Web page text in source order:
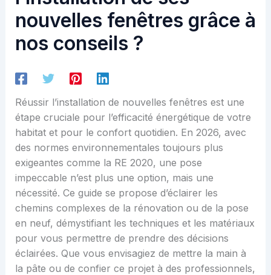
nouvelles fenêtres grâce à
nos conseils ?
Réussir l’installation de nouvelles fenêtres est une
étape cruciale pour l’efficacité énergétique de votre
habitat et pour le confort quotidien. En 2026, avec
des normes environnementales toujours plus
exigeantes comme la RE 2020, une pose
impeccable n’est plus une option, mais une
nécessité. Ce guide se propose d’éclairer les
chemins complexes de la rénovation ou de la pose
en neuf, démystifiant les techniques et les matériaux
pour vous permettre de prendre des décisions
éclairées. Que vous envisagiez de mettre la main à
la pâte ou de confier ce projet à des professionnels,